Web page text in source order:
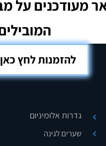
להזמנות לחץ כאן
גדרות אלומיניום
שערים לגינה